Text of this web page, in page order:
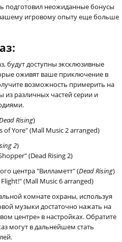
подготовил неожиданные бонусы
игровому опыту еще больше
будут доступны эксклюзивные
оживят ваше приключение в
возможность примерить на
из различных частей серии и
Rising)
of Yore" (Mall Music 2 arranged)
2)
(Dead Rising 2)
центра "Вилламетт" (Dead Rising)
(Mall Music 6 arranged)
комнате охраны, используя
музыки достаточно нажать на
центре» в настройках. Обратите
могут в дальнейшем стать